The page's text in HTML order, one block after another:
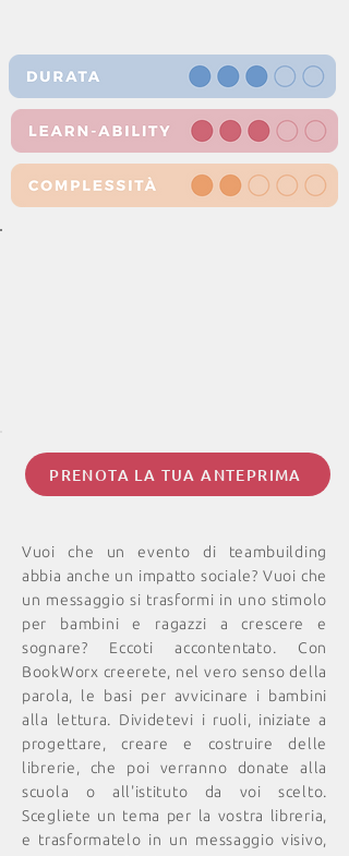
PRENOTA LA TUA ANTEPRIMA
Vuoi che un evento di teambuilding
abbia anche un impatto sociale? Vuoi che
un messaggio si trasformi in uno stimolo
per bambini e ragazzi a crescere e
sognare? Eccoti accontentato. Con
BookWorx creerete, nel vero senso della
parola, le basi per avvicinare i bambini
alla lettura. Dividetevi i ruoli, iniziate a
progettare, creare e costruire delle
librerie, che poi verranno donate alla
scuola o all'istituto da voi scelto.
Scegliete un tema per la vostra libreria,
e trasformatelo in un messaggio visivo,